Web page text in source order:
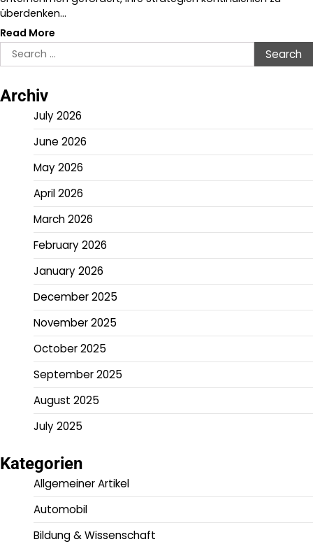
überdenken…
Read More
Search
for:
Archiv
July 2026
June 2026
May 2026
April 2026
March 2026
February 2026
January 2026
December 2025
November 2025
October 2025
September 2025
August 2025
July 2025
Kategorien
Allgemeiner Artikel
Automobil
Bildung & Wissenschaft